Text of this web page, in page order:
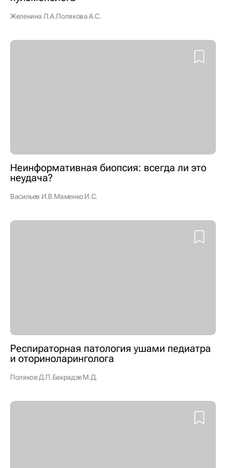
Желенина Л.А.Полякова А.С.
Неинформативная биопсия: всегда ли это
неудача?
Васильев И.В.Маменко И.С.
Респираторная патология ушами педиатра
и оториноларинголога
Поляков Д.П.Бакрадзе М.Д.